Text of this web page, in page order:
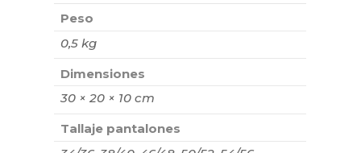
Peso
0,5 kg
Dimensiones
30 × 20 × 10 cm
Tallaje pantalones